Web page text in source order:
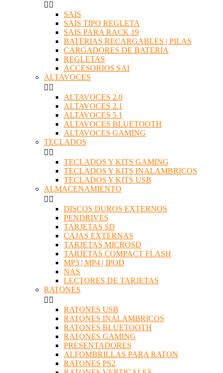
 
SAIS
SAIS TIPO REGLETA
SAIS PARA RACK 19
BATERIAS RECARGABLES | PILAS
CARGADORES DE BATERIA
REGLETAS
ACCESORIOS SAI
ALTAVOCES
 
ALTAVOCES 2.0
ALTAVOCES 2.1
ALTAVOCES 5.1
ALTAVOCES BLUETOOTH
ALTAVOCES GAMING
TECLADOS
 
TECLADOS Y KITS GAMING
TECLADOS Y KITS INALAMBRICOS
TECLADOS Y KITS USB
ALMACENAMIENTO
 
DISCOS DUROS EXTERNOS
PENDRIVES
TARJETAS SD
CAJAS EXTERNAS
TARJETAS MICROSD
TARJETAS COMPACT FLASH
MP3 | MP4 | IPOD
NAS
LECTORES DE TARJETAS
RATONES
 
RATONES USB
RATONES INALAMBRICOS
RATONES BLUETOOTH
RATONES GAMING
PRESENTADORES
ALFOMBRILLAS PARA RATON
RATONES PS2